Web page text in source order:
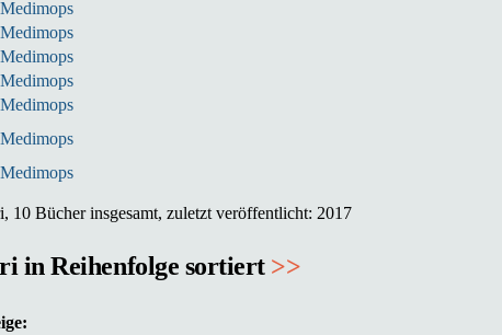
Medimops
Medimops
Medimops
Medimops
Medimops
Medimops
Medimops
10 Bücher insgesamt, zuletzt veröffentlicht: 2017
in Reihenfolge sortiert >>